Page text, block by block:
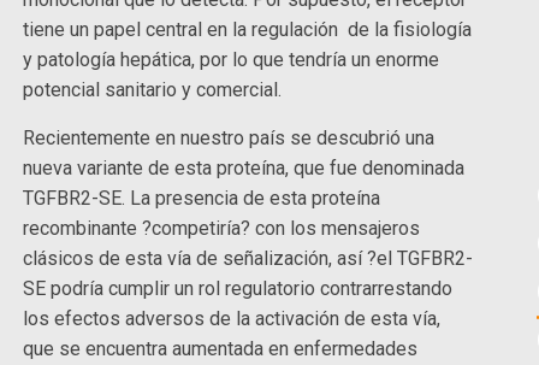
tiene un papel central en la regulación de la fisiología
y patología hepática, por lo que tendría un enorme
potencial sanitario y comercial.
Recientemente en nuestro país se descubrió una
nueva variante de esta proteína, que fue denominada
TGFBR2-SE. La presencia de esta proteína
recombinante ?competiría? con los mensajeros
clásicos de esta vía de señalización, así ?el TGFBR2-
SE podría cumplir un rol regulatorio contrarrestando
los efectos adversos de la activación de esta vía,
que se encuentra aumentada en enfermedades